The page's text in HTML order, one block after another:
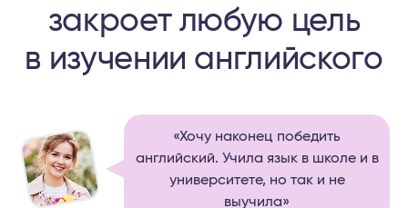
закроет любую цель
в изучении английского
«Хочу наконец победить
английский. Учила язык в школе и в
университете, но так и не
выучила»